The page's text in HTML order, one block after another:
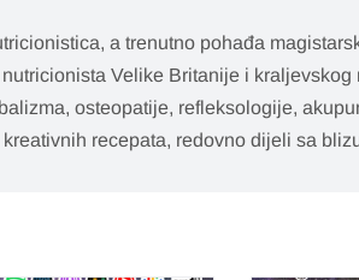
a trenutno pohađa
Velike Britanije i
osteopatije, refleksologije,
recepata, redovno dijeli sa